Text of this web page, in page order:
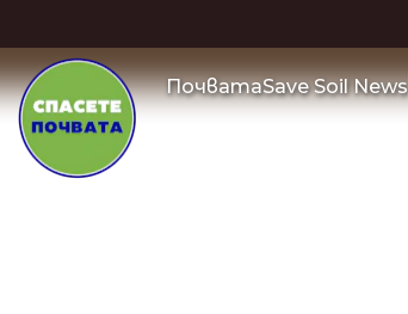
ПочватаSave Soil News